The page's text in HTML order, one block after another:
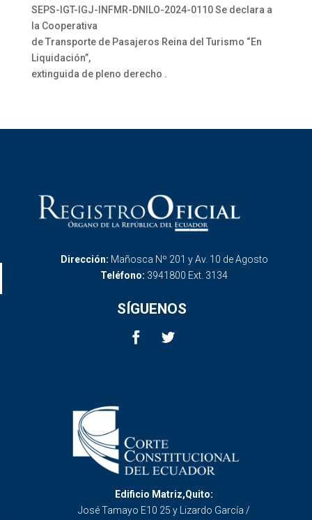
SEPS-IGT-IGJ-INFMR-DNILO-2024-0110 Se declara a
la Cooperativa
de Transporte de Pasajeros Reina del Turismo “En
Liquidación”,
extinguida de pleno derecho .
Dirección: Mañosca Nº 201 y Av. 10 de Agosto
Teléfono: 3941800 Ext. 3134
SÍGUENOS
Edificio Matriz,Quito:
José Tamayo E10 25 y Lizardo García /